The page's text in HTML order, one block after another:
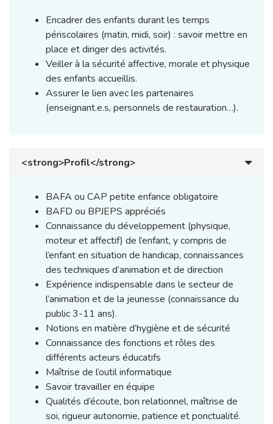
Encadrer des enfants durant les temps
périscolaires (matin, midi, soir) : savoir mettre en
place et diriger des activités.
Veiller à la sécurité affective, morale et physique
des enfants accueillis.
Assurer le lien avec les partenaires
(enseignant.e.s, personnels de restauration…).
<strong>Profil</strong>
BAFA ou CAP petite enfance obligatoire
BAFD ou BPJEPS appréciés
Connaissance du développement (physique,
moteur et affectif) de l’enfant, y compris de
l’enfant en situation de handicap, connaissances
des techniques d’animation et de direction
Expérience indispensable dans le secteur de
l’animation et de la jeunesse (connaissance du
public 3-11 ans).
Notions en matière d’hygiène et de sécurité
Connaissance des fonctions et rôles des
différents acteurs éducatifs
Maîtrise de l’outil informatique
Savoir travailler en équipe
Qualités d’écoute, bon relationnel, maîtrise de
soi, rigueur autonomie, patience et ponctualité.